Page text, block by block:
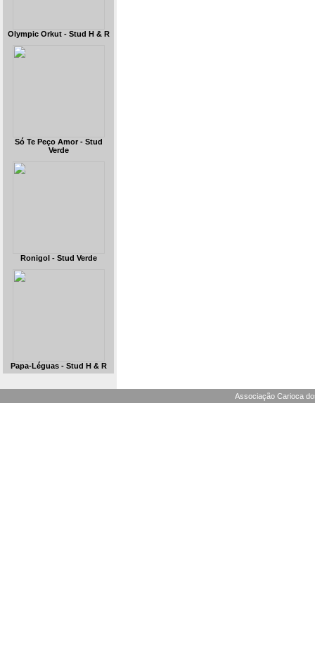
Olympic Orkut - Stud H & R
Só Te Peço Amor - Stud
Verde
Ronigol - Stud Verde
Papa-Léguas - Stud H & R
Associação Carioca